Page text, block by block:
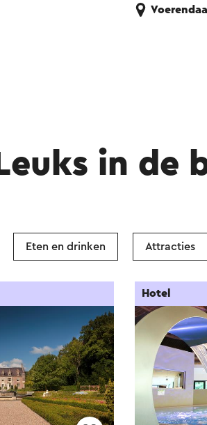
Voerendaal
Leuks in de
Eten en drinken Attracties
Hotel